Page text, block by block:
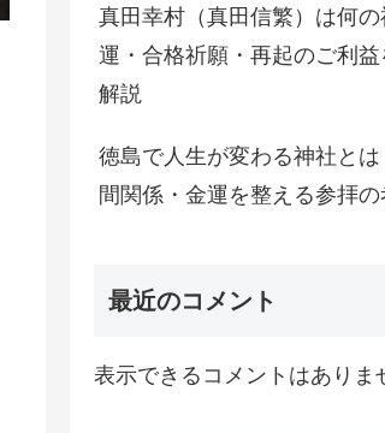
真田幸村（真田信繁）は何の
運・合格祈願・再起のご利益
解説
徳島で人生が変わる神社とは
間関係・金運を整える参拝
最近のコメント
表示できるコメントはありま